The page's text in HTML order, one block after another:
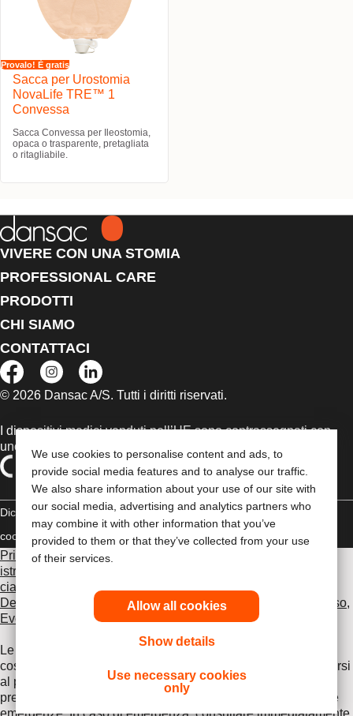
We use cookies to personalise content and ads, to
provide social media features and to analyse our traffic.
We also share information about your use of our site with
our social media, advertising and analytics partners who
may combine it with other information that you’ve
provided to them or that they’ve collected from your use
of their services.
Allow all cookies
Show details
Use necessary cookies
only
Provalo! È gratis
Sacca per Urostomia
NovaLife TRE™ 1
Convessa
Sacca Convessa per Ileostomia,
opaca o trasparente, pretagliata
o ritagliabile.
VIVERE CON UNA STOMIA
PROFESSIONAL CARE
PRODOTTI
CHI SIAMO
CONTATTACI
© 2026 Dansac A/S. Tutti i diritti riservati.
I dispositivi medici venduti nell’UE sono contrassegnati con
uno dei seguenti simboli, a seconda dei casi
Dichiarazione di copyright Politica sulla riservatezza Gestione dei
cookie
Compliance
Prima di utilizzare uno dei prodotti indicati, leggi per intero le
istruzioni d'uso contenute nel foglietto illustrativo fornito con
ciascun prodotto, che include le sezioni Uso previsto,
Descrizione, Controindicazioni, Avvertenze, Precauzioni d'uso,
Eventi avversi e Istruzioni d'uso del dispositivo
Le informazioni fornite nel presente documento non
costituiscono un parere medico, pertanto è opportuno rivolgersi
al proprio medico curante o ad altro operatore sanitario. Le
presenti informazioni non devono essere utilizzate durante le
emergenze. In caso di emergenza, consultare immediatamente